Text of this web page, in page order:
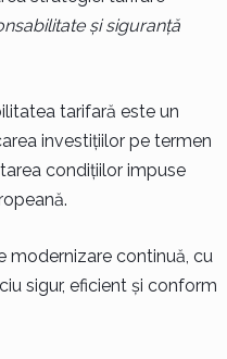
și siguranță
tarifară este un
investițiilor pe termen
condițiilor impuse
modernizare continuă, cu
sigur, eficient și conform